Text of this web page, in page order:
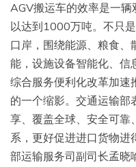
AGV搬运车的效率是一
以达到1000万吨。不只
口岸，围绕能源、粮食、
能，设施设备智能化、信
综合服务便利化改革加速
的一个缩影。交通运输部
享、覆盖全球、安全可靠
系，更好促进进口货物进
部运输服务司副司长孟晓